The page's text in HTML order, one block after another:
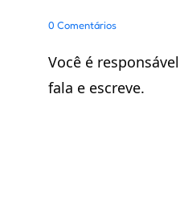
0 Comentários
Você é
fala e escreve.